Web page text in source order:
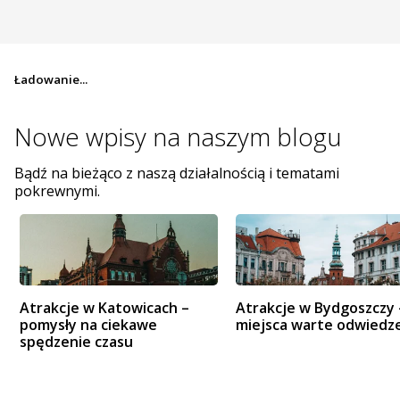
Ładowanie...
Nowe wpisy na naszym blogu
Bądź na bieżąco z naszą działalnością i tematami
pokrewnymi.
Atrakcje w Katowicach –
pomysły na ciekawe
spędzenie czasu
Atrakcje w Bydgoszczy
miejsca warte